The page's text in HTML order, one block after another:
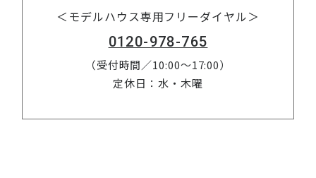
＜モデルハウス専用フリーダイヤル＞
0120-978-765
（受付時間／10:00～17:00）
定休日：水・木曜